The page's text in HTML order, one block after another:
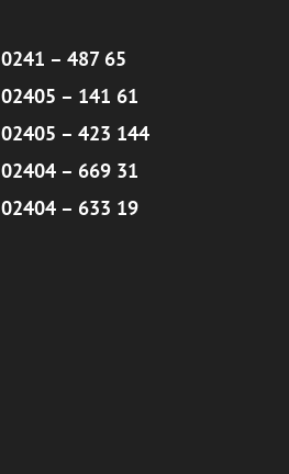
0241 – 487 65
02405 – 141 61
02405 – 423 144
02404 – 669 31
02404 – 633 19